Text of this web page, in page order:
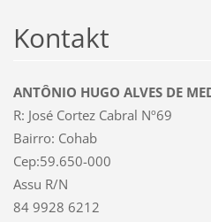
Kontakt
ANTÔNIO HUGO ALVES DE
R: José Cortez Cabral Nº69
Bairro: Cohab
Cep:59.650-000
Assu R/N
84 9928 6212